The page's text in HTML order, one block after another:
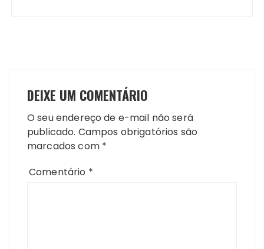
DEIXE UM COMENTÁRIO
O seu endereço de e-mail não será
publicado. Campos obrigatórios são
marcados com *
Comentário *